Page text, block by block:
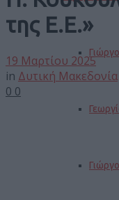
της Ε.Ε.»
19 Μαρτίου 2025
in Δυτική Μακεδονία
0 0